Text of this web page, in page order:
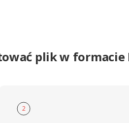
plik w formacie
2